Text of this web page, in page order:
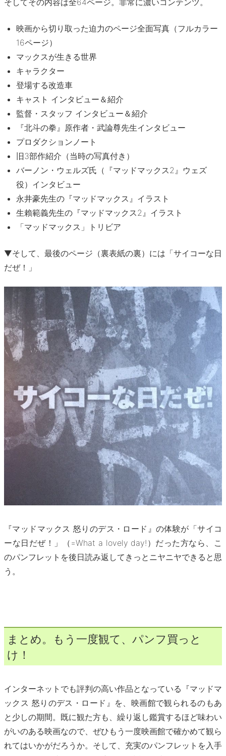
そしてその内容は全64ページ。非常に濃いコンテンツ。
映画から切り取った迫力のページ全面写真（フルカラー
16ページ）
マックスが生きる世界
キャラクター
登場する改造車
キャスト インタビュー＆紹介
監督・スタッフ インタビュー＆紹介
『北斗の拳』原作者・武論尊先生インタビュー
プロダクションノート
旧3部作紹介（当時の写真付き）
バーノン・ウェルズ氏（『マッドマックス2』ウェズ
役）インタビュー
永井豪先生の『マッドマックス』イラスト
生賴範義先生の『マッドマックス2』イラスト
「マッドマックス」トリビア
▼そして、最後のページ（裏表紙の裏）には「サイコーな日
だぜ！」
『マッドマックス 怒りのデス・ロード』の体験が「サイコ
ーな日だぜ！」（=What a lovely day!）だった方なら、こ
のパンフレットを後日読み返してきっとニヤニヤできると思
う。
まとめ。もう一度観て、パンフ買っと
け！
インターネットでも評判の高い作品となっている『マッドマ
ックス 怒りのデス・ロード』を、映画館で観られるのもあ
と少しの期間。既に観た方も、繰り返し鑑賞するほど味わい
がいのある映画なので、ぜひもう一度映画館で確かめて観ら
れてはいかがだろうか。そして、充実のパンフレットを入手